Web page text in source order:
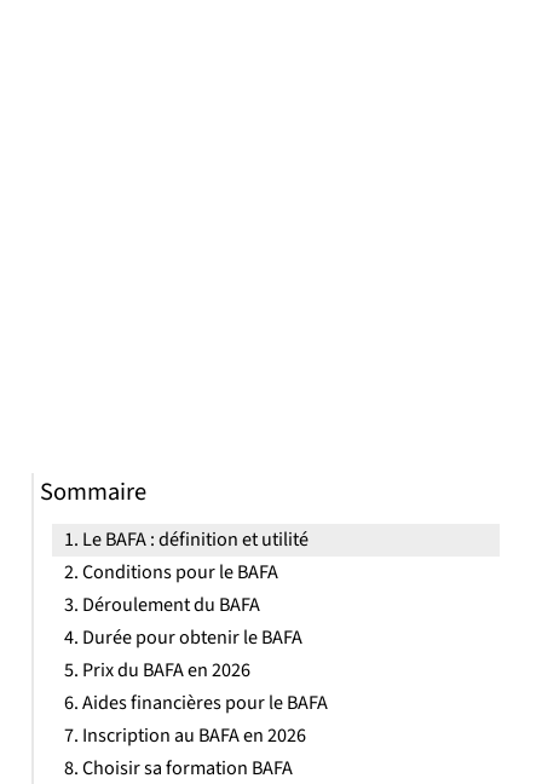
Sommaire
Le BAFA : définition et utilité
Conditions pour le BAFA
Déroulement du BAFA
Durée pour obtenir le BAFA
Prix du BAFA en 2026
Aides financières pour le BAFA
Inscription au BAFA en 2026
Choisir sa formation BAFA